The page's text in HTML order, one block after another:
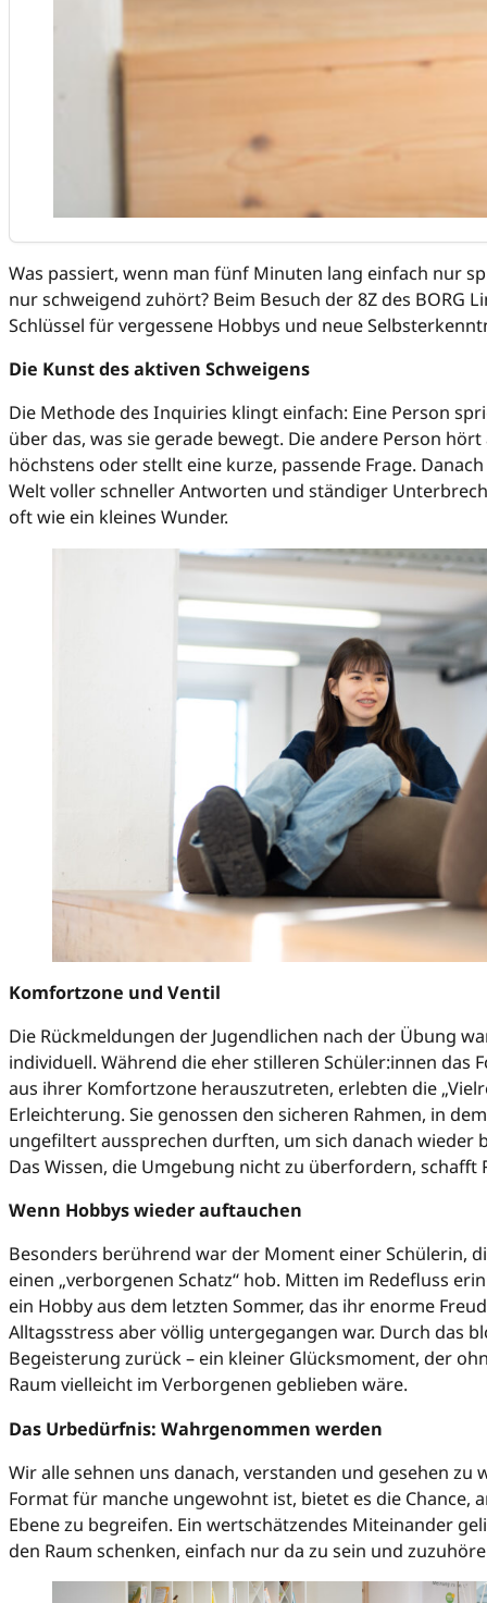
Was passiert, wenn man fünf Minuten lang einfach nur
nur schweigend zuhört? Beim Besuch der 8Z des BORG
Schlüssel für vergessene Hobbys und neue
Die Kunst des aktiven Schweigens
Die Methode des Inquiries klingt einfach: Eine Person
über das, was sie gerade bewegt. Die andere Person
höchstens oder stellt eine kurze, passende Frage.
Welt voller schneller Antworten und ständiger
oft wie ein kleines Wunder.
Komfortzone und Ventil
Die Rückmeldungen der Jugendlichen nach der Übung
individuell. Während die eher stilleren Schüler:innen das
aus ihrer Komfortzone herauszutreten, erlebten die
Erleichterung. Sie genossen den sicheren Rahmen, in
ungefiltert aussprechen durften, um sich danach wieder
Das Wissen, die Umgebung nicht zu überfordern, schafft
Wenn Hobbys wieder auftauchen
Besonders berührend war der Moment einer Schülerin,
einen „verborgenen Schatz“ hob. Mitten im Redefluss
ein Hobby aus dem letzten Sommer, das ihr enorme
Alltagsstress aber völlig untergegangen war. Durch das
Begeisterung zurück – ein kleiner Glücksmoment, der
Raum vielleicht im Verborgenen geblieben wäre.
Das Urbedürfnis: Wahrgenommen werden
Wir alle sehnen uns danach, verstanden und gesehen zu
Format für manche ungewohnt ist, bietet es die Chance,
Ebene zu begreifen. Ein wertschätzendes Miteinander
den Raum schenken, einfach nur da zu sein und